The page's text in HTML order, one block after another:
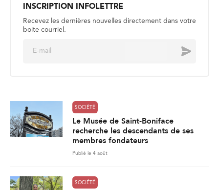
INSCRIPTION INFOLETTRE
Recevez les dernières nouvelles directement dans votre
boite courriel.
Envoyer
SOCIÉTÉ
Le Musée de Saint-Boniface
recherche les descendants de ses
membres fondateurs
Publié le 4 août
SOCIÉTÉ